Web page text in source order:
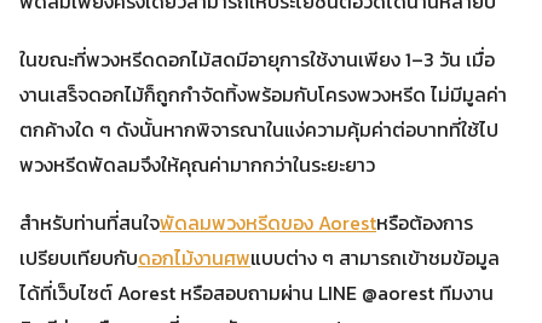
ในขณะที่พวงหรีดดอกไม้สดมีอายุการใช้งานเพียง 1–3 วัน เมื่อ
งานเสร็จดอกไม้ก็ถูกกำจัดทิ้งพร้อมกับโครงพวงหรีด ไม่มีมูลค่า
ตกค้างใด ๆ ดังนั้นหากพิจารณาในแง่ความคุ้มค่าต่อบาทที่ใช้ไป
พวงหรีดพัดลมจึงให้คุณค่ามากกว่าในระยะยาว
สำหรับท่านที่สนใจพัดลมพวงหรีดของ Aorestหรือต้องการ
เปรียบเทียบกับดอกไม้งานศพแบบต่าง ๆ สามารถเข้าชมข้อมูล
ได้ที่เว็บไซต์ Aorest หรือสอบถามผ่าน LINE @aorest ทีมงาน